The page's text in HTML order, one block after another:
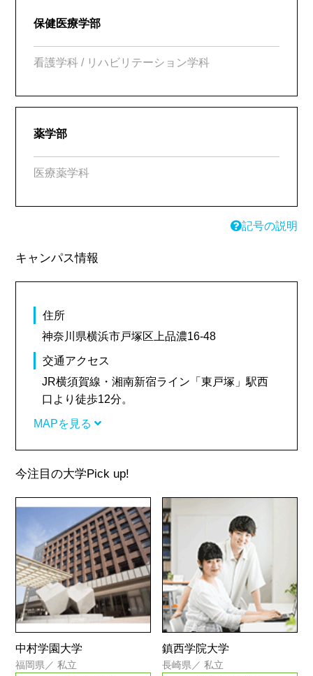
保健医療学部
看護学科 / リハビリテーション学科
薬学部
医療薬学科
記号の説明
キャンパス情報
住所
神奈川県横浜市戸塚区上品濃16-48
交通アクセス
JR横須賀線・湘南新宿ライン「東戸塚」駅西
口より徒歩12分。
MAPを見る
今注目の大学Pick up!
中村学園大学
福岡県 ／私立
鎮西学院大学
長崎県 ／私立